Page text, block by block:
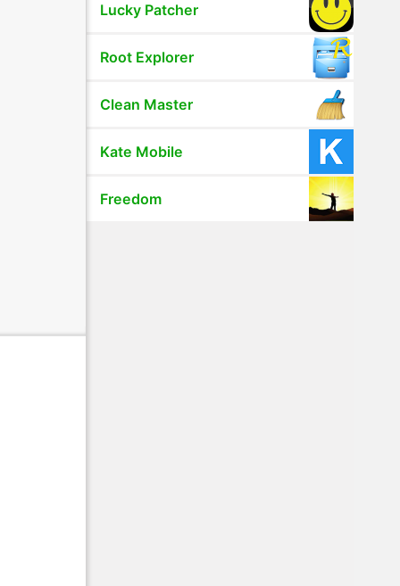
Lucky Patcher
Root Explorer
Clean Master
Kate Mobile
Freedom